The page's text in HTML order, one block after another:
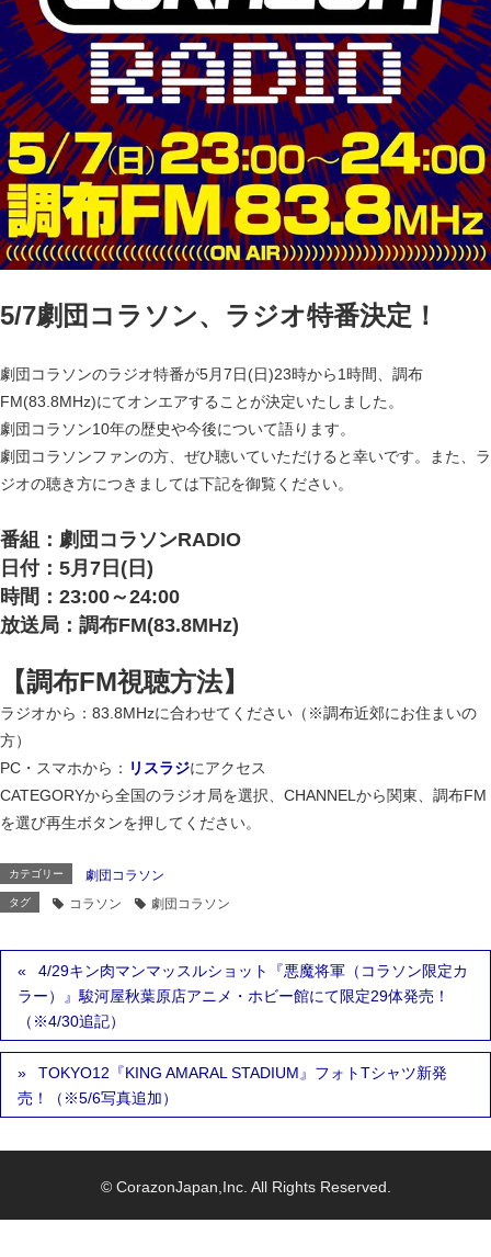
5/7劇団コラソン、ラジオ特番決定！
劇団コラソンのラジオ特番が5月7日(日)23時から1時間、調布
FM(83.8MHz)にてオンエアすることが決定いたしました。
劇団コラソン10年の歴史や今後について語ります。
劇団コラソンファンの方、ぜひ聴いていただけると幸いです。また、ラ
ジオの聴き方につきましては下記を御覧ください。
番組：劇団コラソンRADIO
日付：5月7日(日)
時間：23:00～24:00
放送局：調布FM(83.8MHz)
【調布FM視聴方法】
ラジオから：83.8MHzに合わせてください（※調布近郊にお住まいの
方）
PC・スマホから： リスラジにアクセス
CATEGORYから全国のラジオ局を選択、CHANNELから関東、調布FM
を選び再生ボタンを押してください。
カテゴリー 劇団コラソン
タグ コラソン 劇団コラソン
4/29キン肉マンマッスルショット『悪魔将軍（コラソン限定カ
ラー）』駿河屋秋葉原店アニメ・ホビー館にて限定29体発売！
（※4/30追記）
TOKYO12『KING AMARAL STADIUM』フォトTシャツ新発
売！（※5/6写真追加）
© CorazonJapan,Inc. All Rights Reserved.